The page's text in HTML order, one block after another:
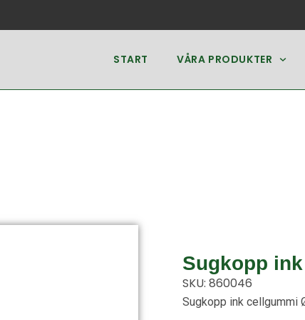
START VÅRA PRODUKTER
Sugkopp
SKU: 860046
Sugkopp ink cellgummi